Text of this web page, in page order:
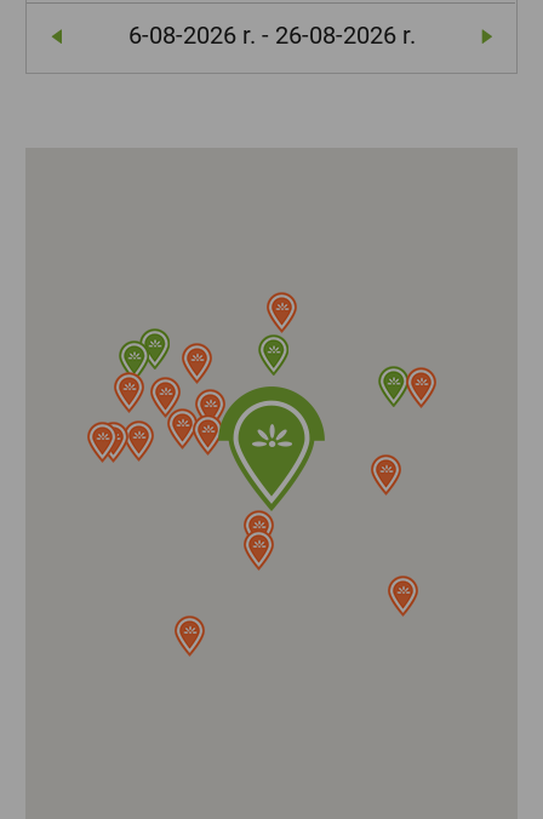
6-08-2026 r. - 26-08-2026 r.